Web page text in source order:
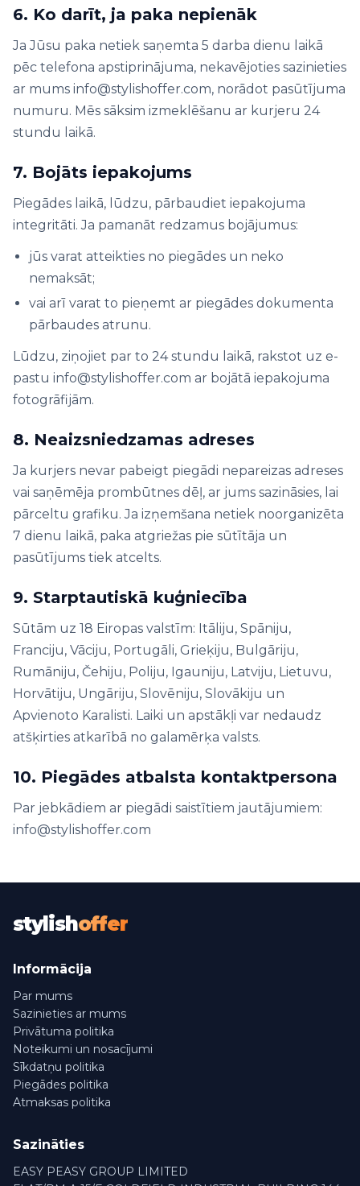
6. Ko darīt, ja paka nepienāk
Ja Jūsu paka netiek saņemta 5 darba dienu laikā
pēc telefona apstiprinājuma, nekavējoties sazinieties
ar mums info@stylishoffer.com, norādot pasūtījuma
numuru. Mēs sāksim izmeklēšanu ar kurjeru 24
stundu laikā.
7. Bojāts iepakojums
Piegādes laikā, lūdzu, pārbaudiet iepakojuma
integritāti. Ja pamanāt redzamus bojājumus:
jūs varat atteikties no piegādes un neko
nemaksāt;
vai arī varat to pieņemt ar piegādes dokumenta
pārbaudes atrunu.
Lūdzu, ziņojiet par to 24 stundu laikā, rakstot uz e-
pastu info@stylishoffer.com ar bojātā iepakojuma
fotogrāfijām.
8. Neaizsniedzamas adreses
Ja kurjers nevar pabeigt piegādi nepareizas adreses
vai saņēmēja prombūtnes dēļ, ar jums sazināsies, lai
pārceltu grafiku. Ja izņemšana netiek noorganizēta
7 dienu laikā, paka atgriežas pie sūtītāja un
pasūtījums tiek atcelts.
9. Starptautiskā kuģniecība
Sūtām uz 18 Eiropas valstīm: Itāliju, Spāniju,
Franciju, Vāciju, Portugāli, Grieķiju, Bulgāriju,
Rumāniju, Čehiju, Poliju, Igauniju, Latviju, Lietuvu,
Horvātiju, Ungāriju, Slovēniju, Slovākiju un
Apvienoto Karalisti. Laiki un apstākļi var nedaudz
atšķirties atkarībā no galamērķa valsts.
10. Piegādes atbalsta kontaktpersona
Par jebkādiem ar piegādi saistītiem jautājumiem:
info@stylishoffer.com
stylishoffer
Informācija
Par mums
Sazinieties ar mums
Privātuma politika
Noteikumi un nosacījumi
Sīkdatņu politika
Piegādes politika
Atmaksas politika
Sazināties
EASY PEASY GROUP LIMITED